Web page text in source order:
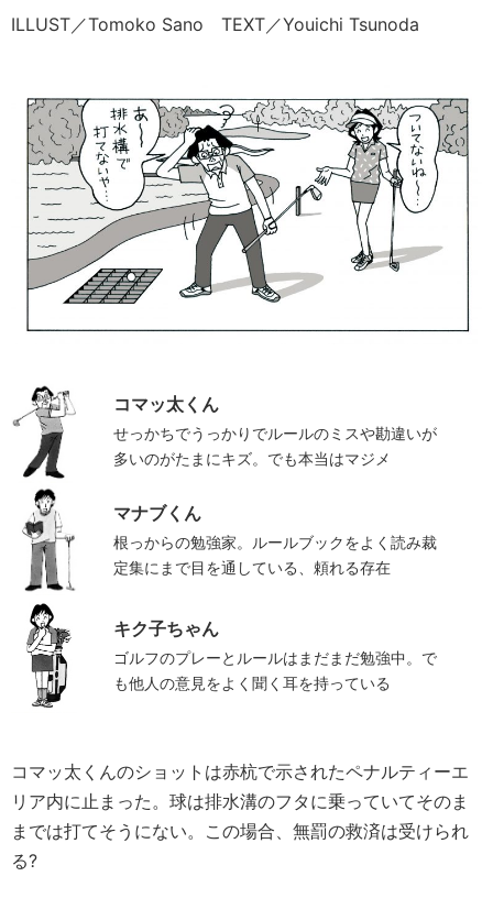
ILLUST／Tomoko Sano TEXT／Youichi Tsunoda
コマッ太くん
せっかちでうっかりでルールのミスや勘違いが
多いのがたまにキズ。でも本当はマジメ
マナブくん
根っからの勉強家。ルールブックをよく読み裁
定集にまで目を通している、頼れる存在
キク子ちゃん
ゴルフのプレーとルールはまだまだ勉強中。で
も他人の意見をよく聞く耳を持っている
コマッ太くんのショットは赤杭で示されたペナルティーエ
リア内に止まった。球は排水溝のフタに乗っていてそのま
までは打てそうにない。この場合、無罰の救済は受けられ
る?